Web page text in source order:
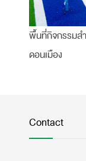
พื้นที่กิจกรรมสำ
ดอนเมือง
Contact